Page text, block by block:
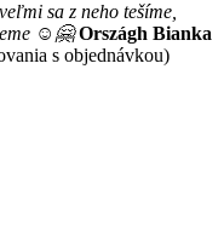
sa z neho tešíme,
☺️🤗 Országh Bianka
s objednávkou)